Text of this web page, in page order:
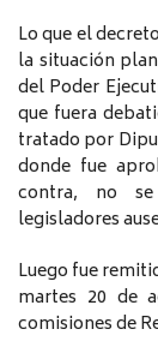
Lo que el
la situación
del Poder
que fuera
tratado por
donde fue
contra, no
legisladores
Luego fue
martes 20 de
comisiones de